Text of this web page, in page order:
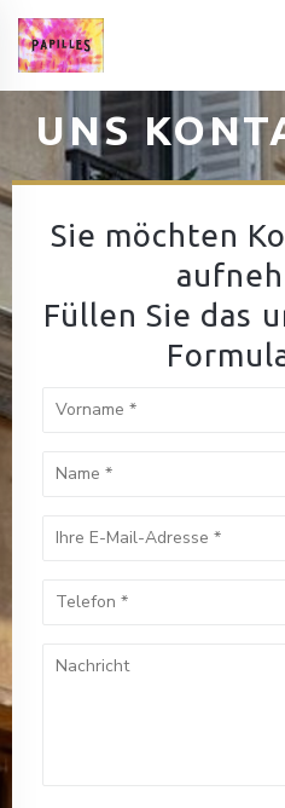
UNS
Sie möchten
Füllen Sie das